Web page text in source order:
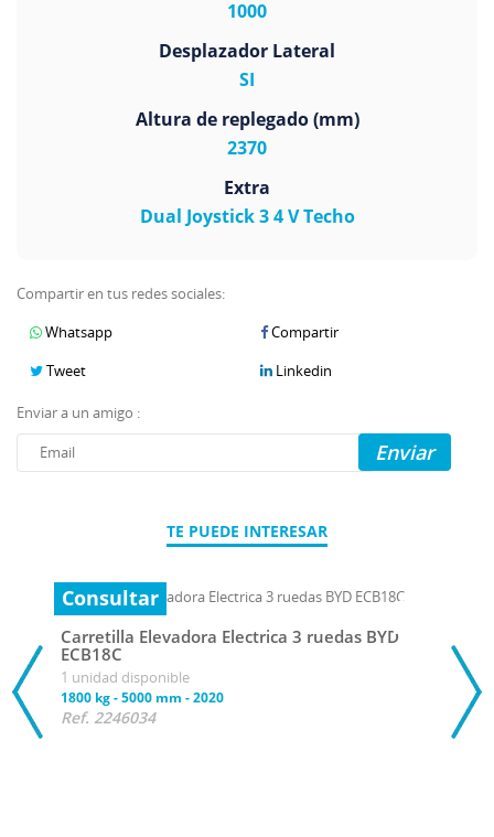
1000
Desplazador Lateral
SI
Altura de replegado (mm)
2370
Extra
Dual Joystick 3 4 V Techo
Compartir en tus redes sociales:
Whatsapp
Compartir
Tweet
Linkedin
Enviar a un amigo :
Enviar
TE PUEDE INTERESAR
Consultar
Carretilla Elevadora Electrica 3 ruedas BYD
ECB18C
1 unidad disponible
1800 kg-5000 mm -2020
Ref. 2246034